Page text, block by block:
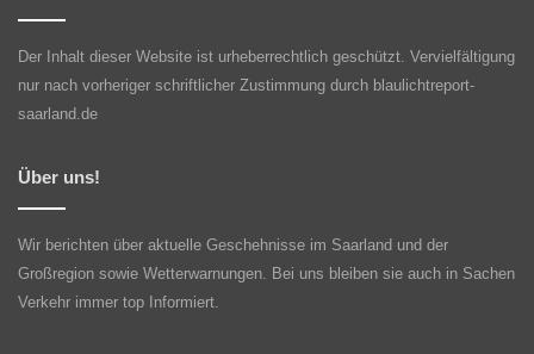
Der Inhalt dieser Website ist urheberrechtlich geschützt. Vervielfältigung
nur nach vorheriger schriftlicher Zustimmung durch blaulichtreport-
saarland.de
Über uns!
Wir berichten über aktuelle Geschehnisse im Saarland und der
Großregion sowie Wetterwarnungen. Bei uns bleiben sie auch in Sachen
Verkehr immer top Informiert.